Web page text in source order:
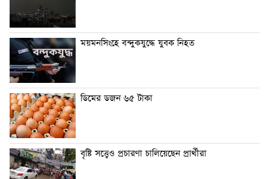
ময়মনসিংহে বন্দুকযুদ্ধে যুবক নিহত
ডিমের ডজন ৬৫ টাকা
বৃষ্টি সত্ত্বেও প্রচারণা চালিয়েছেন প্রার্থীরা